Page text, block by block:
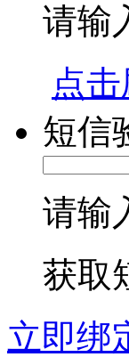
请输
点
短信
请输
获取
立即绑